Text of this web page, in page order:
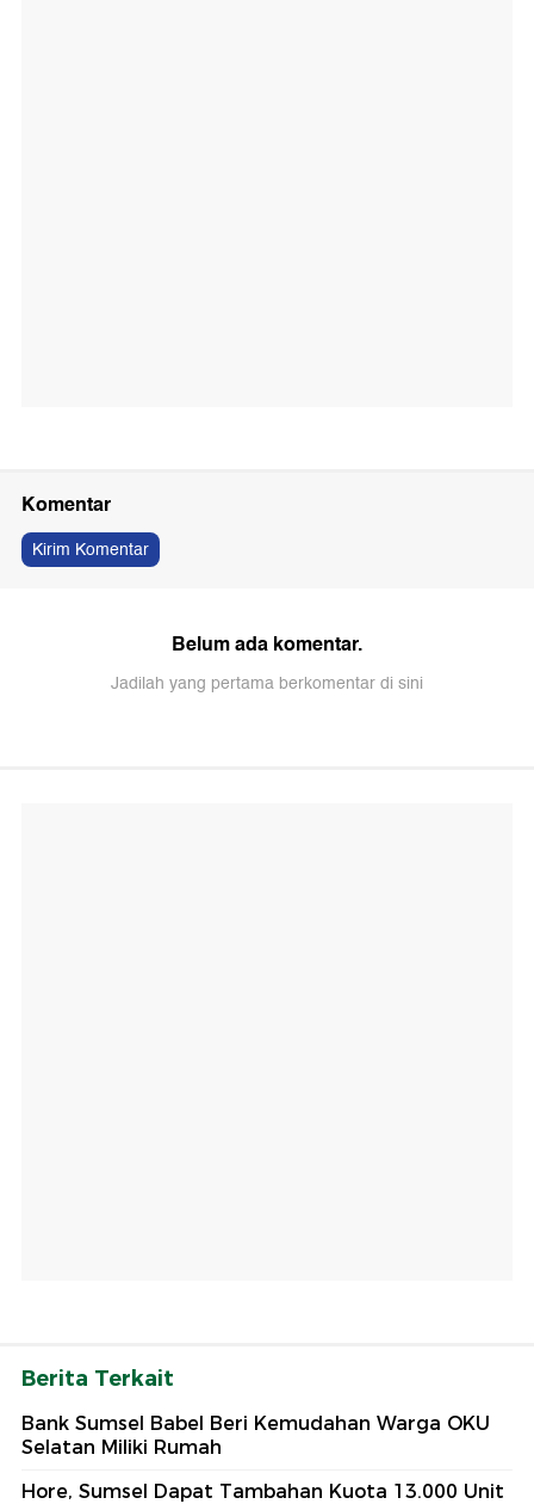
Komentar
Kirim Komentar
Belum ada komentar.
Jadilah yang pertama berkomentar di sini
Berita Terkait
Bank Sumsel Babel Beri Kemudahan Warga OKU
Selatan Miliki Rumah
Hore, Sumsel Dapat Tambahan Kuota 13.000 Unit